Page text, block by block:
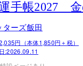
手帳2027
ターズ飯田
円（本体1,850円＋税）
:2026.09.11